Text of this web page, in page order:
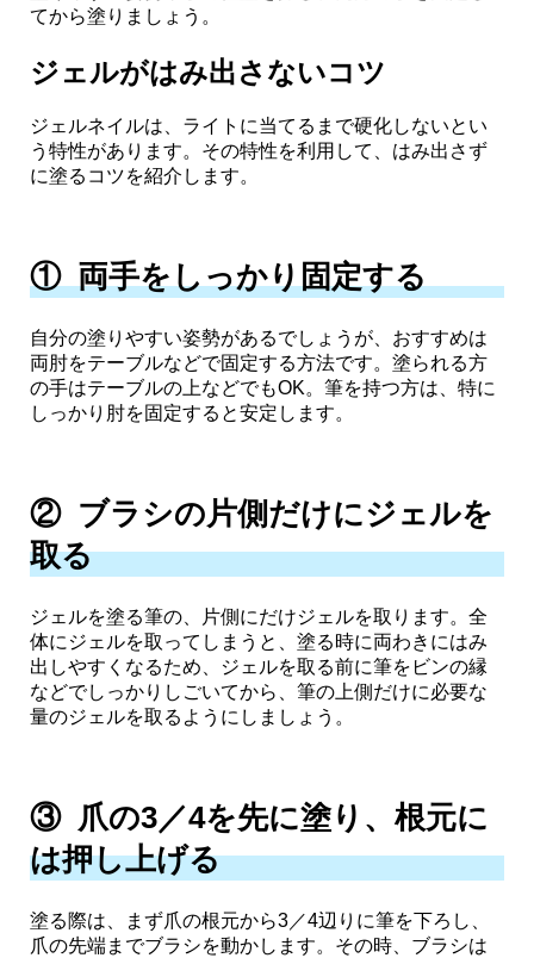
てから塗りましょう。
ジェルがはみ出さないコツ
ジェルネイルは、ライトに当てるまで硬化しないとい
う特性があります。その特性を利用して、はみ出さず
に塗るコツを紹介します。
① 両手をしっかり固定する
自分の塗りやすい姿勢があるでしょうが、おすすめは
両肘をテーブルなどで固定する方法です。塗られる方
の手はテーブルの上などでもOK。筆を持つ方は、特に
しっかり肘を固定すると安定します。
② ブラシの片側だけにジェルを
取る
ジェルを塗る筆の、片側にだけジェルを取ります。全
体にジェルを取ってしまうと、塗る時に両わきにはみ
出しやすくなるため、ジェルを取る前に筆をビンの縁
などでしっかりしごいてから、筆の上側だけに必要な
量のジェルを取るようにしましょう。
③ 爪の3／4を先に塗り、根元に
は押し上げる
塗る際は、まず爪の根元から3／4辺りに筆を下ろし、
爪の先端までブラシを動かします。その時、ブラシは